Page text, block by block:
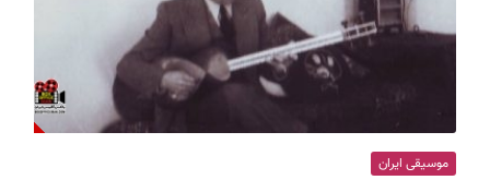
موسیقی ایران